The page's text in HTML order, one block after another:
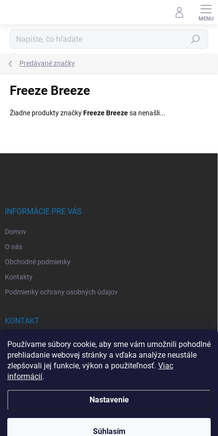
Používame súbory cookie, aby sme vám umožnili pohodlné
prehliadanie webovej stránky a vďaka analýze neustále
zlepšovali jej funkcie, výkon a použiteľnosť. Viac
informácií.
Nastavenie
Súhlasím
Hľadať
Predávané značky
Freeze Breeze
Žiadne produkty značkyFreeze Breezesa nenašli...
INFORMÁCIE PRE VÁS
Domov
O nás
Obchodné podmienky
Kontakty
Podmienky ochrany osobných údajov
KONTAKT
info@drogerkovo.sk
Copyright 2026Drogerkovo. Všetky práva vyhradené.Upraviť nastavenie
cookies